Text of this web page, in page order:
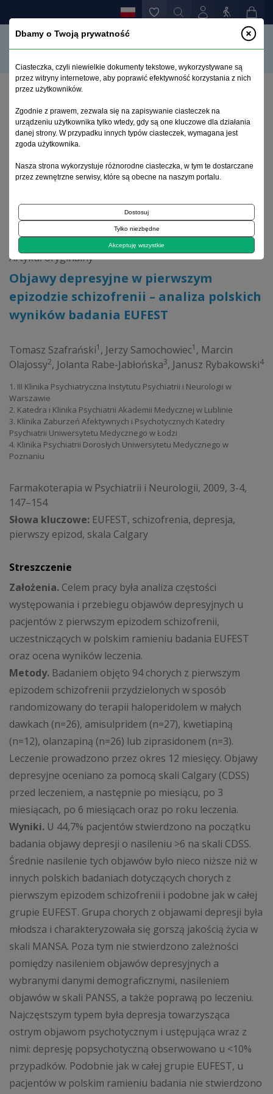
Objawy depresyjne w pierwszym epizodzie
schizofrenii – analiza polskich wyników badania
EUFEST
Archiwum 1995–2023
2009, tom 25, zeszyt 3-4
Artykuł oryginalny
Objawy depresyjne w pierwszym
epizodzie schizofrenii – analiza polskich
wyników badania EUFEST
Tomasz Szafrański1 , Jerzy Samochowiec1 , Marcin
Olajossy2, Jolanta Rabe-Jabłońska3, Janusz Rybakowski4
1. III Klinika Psychiatryczna Instytutu Psychiatrii i Neurologii w
Warszawie
2. Katedra i Klinika Psychiatrii Akademii Medycznej w Lublinie
3. Klinika Zaburzeń Afektywnych i Psychotycznych Katedry
Psychiatrii Uniwersytetu Medycznego w Łodzi
4. Klinika Psychiatrii Dorosłych Uniwersytetu Medycznego w
Poznaniu
Farmakoterapia w Psychiatrii i Neurologii, 2009, 3-4,
147–154
Słowa kluczowe: EUFEST, schizofrenia, depresja,
pierwszy epizod, skala Calgary
Streszczenie
Założenia. Celem pracy była analiza częstości
występowania i przebiegu objawów depresyjnych u
pacjentów z pierwszym epizodem schizofrenii,
uczestniczących w polskim ramieniu badania EUFEST
oraz ocena wyników leczenia.
Metody. Badaniem objęto 94 chorych z pierwszym
epizodem schizofrenii przydzielonych w sposób
randomizowany do terapii haloperidolem w małych
dawkach (n=26), amisulpridem (n=27), kwetiapiną
(n=12), olanzapiną (n=26) lub ziprasidonem (n=3).
Leczenie prowadzono przez okres 12 miesięcy. Objawy
depresyjne oceniano za pomocą skali Calgary (CDSS)
przed leczeniem, a następnie po miesiącu, po 3
miesiącach, po 6 miesiącach oraz po roku leczenia.
Wyniki. U 44,7% pacjentów stwierdzono na początku
badania objawy depresji o nasileniu >6 na skali CDSS.
Średnie nasilenie tych objawów było nieco niższe niż w
innych polskich badaniach dotyczących chorych z
pierwszym epizodem schizofrenii i podobne jak w całej
grupie EUFEST. Grupa chorych z objawami depresji była
młodsza i charakteryzowała się gorszą jakością życia w
skali MANSA. Poza tym nie stwierdzono zależności
pomiędzy nasileniem objawów depresyjnych a
wybranymi danymi demograficznymi, nasileniem
objawów w skali PANSS, a także poprawą po leczeniu.
Najczęstszym typem była depresja towarzysząca
ostrym objawom psychotycznym i ustępująca wraz z
nimi: depresję popsychotyczną obserwowano u <10%
przypadków. Podobnie jak w całej grupie EUFEST, u
pacjentów w polskim ramieniu badania nie stwierdzono
Dbamy o Twoją prywatność
Ciasteczka, czyli niewielkie dokumenty tekstowe, wykorzystywane są
przez witryny internetowe, aby poprawić efektywność korzystania z nich
przez użytkowników.
Zgodnie z prawem, zezwala się na zapisywanie ciasteczek na
urządzeniu użytkownika tylko wtedy, gdy są one kluczowe dla działania
danej strony. W przypadku innych typów ciasteczek, wymagana jest
zgoda użytkownika.
Nasza strona wykorzystuje różnorodne ciasteczka, w tym te dostarczane
przez zewnętrzne serwisy, które są obecne na naszym portalu.
Dostosuj
Tylko niezbędne
Akceptuję wszystkie